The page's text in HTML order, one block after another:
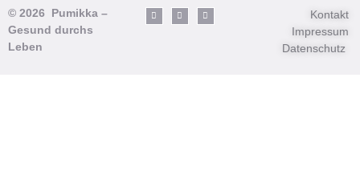
© 2026 Pumikka –
Gesund durchs
Leben
Kontakt
Impressum
Datenschutz